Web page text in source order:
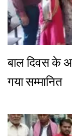
बाल दिवस के
गया सम्मानित